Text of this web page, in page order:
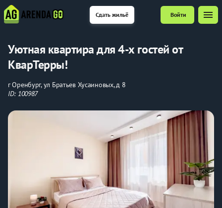
Сдать жильё Войти menu
Уютная квартира для 4-х гостей от
КварТерры!
г Оренбург, ул Братьев Хусаиновых, д 8
ID: 100987